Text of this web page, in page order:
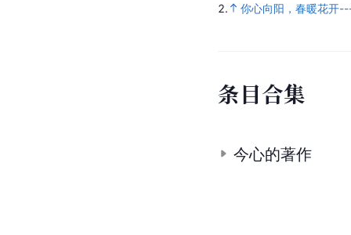
2.
你心向阳，春暖花开
条目合集
今心的著作